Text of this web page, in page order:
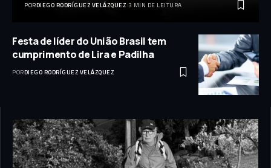
PORDIEGO RODRÍGUEZ VELÁZQUEZ 3 MIN DE LEITURA
Festa de líder do União Brasil tem
cumprimento de Lira e Padilha
PORDIEGO RODRÍGUEZ VELÁZQUEZ